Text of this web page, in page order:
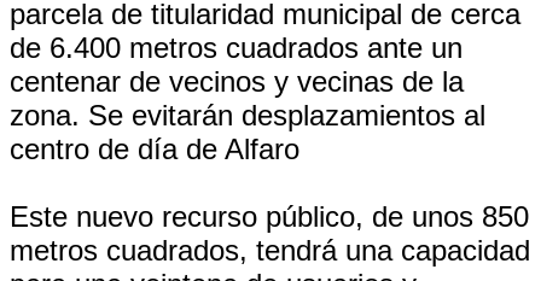
parcela de titularidad municipal de cerca
de 6.400 metros cuadrados ante un
centenar de vecinos y vecinas de la
zona. Se evitarán desplazamientos al
centro de día de Alfaro
Este nuevo recurso público, de unos 850
metros cuadrados, tendrá una capacidad